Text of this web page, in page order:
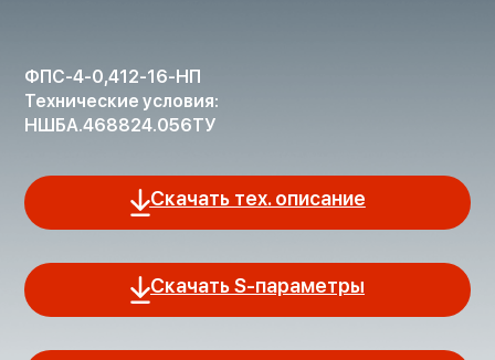
ФПС-4-0,412-16-НП
Технические условия:
НШБА.468824.056ТУ
Скачать тех. описание
Скачать S-параметры